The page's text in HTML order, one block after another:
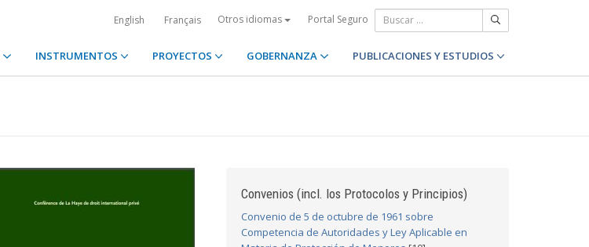
English Français Otros idiomas Portal Seguro
INSTRUMENTOS PROYECTOS GOBERNANZA PUBLICACIONES Y ESTUDIOS
Convenios (incl. los Protocolos y Principios)
Convenio de 5 de octubre de 1961 sobre
Competencia de Autoridades y Ley Aplicable en